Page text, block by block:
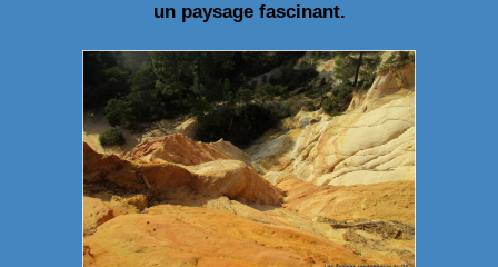
un paysage fascinant.